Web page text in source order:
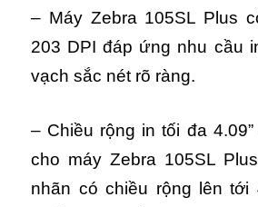
– Máy Zebra 105SL Plus
203 DPI đáp ứng nhu cầu
vạch sắc nét rõ ràng.
– Chiều rộng in tối đa
cho máy Zebra 105SL
nhãn có chiều rộng lên tới